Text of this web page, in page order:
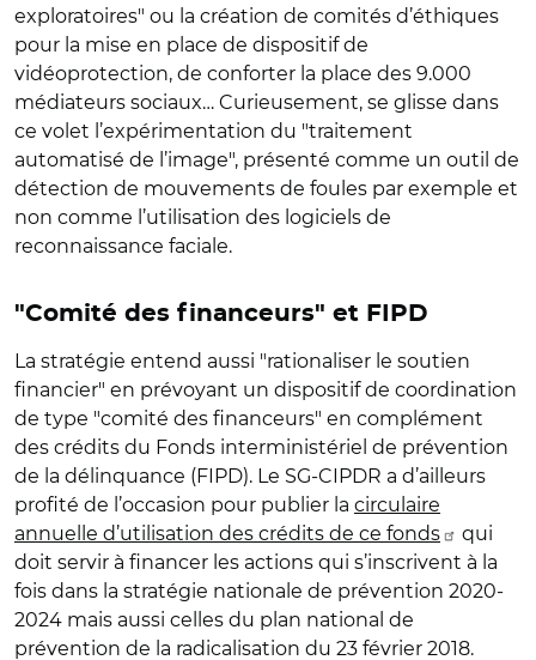
exploratoires" ou la création de comités d’éthiques
pour la mise en place de dispositif de
vidéoprotection, de conforter la place des 9.000
médiateurs sociaux… Curieusement, se glisse dans
ce volet l’expérimentation du "traitement
automatisé de l’image", présenté comme un outil de
détection de mouvements de foules par exemple et
non comme l’utilisation des logiciels de
reconnaissance faciale.
"Comité des financeurs" et FIPD
La stratégie entend aussi "rationaliser le soutien
financier" en prévoyant un dispositif de coordination
de type "comité des financeurs" en complément
des crédits du Fonds interministériel de prévention
de la délinquance (FIPD). Le SG-CIPDR a d’ailleurs
profité de l’occasion pour publier la circulaire
annuelle d’utilisation des crédits de ce fonds
qui
doit servir à financer les actions qui s’inscrivent à la
fois dans la stratégie nationale de prévention 2020-
2024 mais aussi celles du plan national de
prévention de la radicalisation du 23 février 2018.